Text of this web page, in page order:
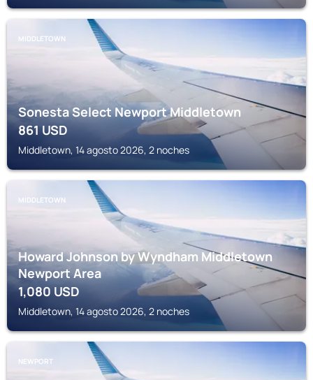
MIDDLETOWN
Sonesta Select Newport Middletown
861USD
Middletown, 14 agosto 2026, 2 noches
MIDDLETOWN
Howard Johnson by Wyndham Middletown
Newport Area
1,080USD
Middletown, 14 agosto 2026, 2 noches
NEWPORT